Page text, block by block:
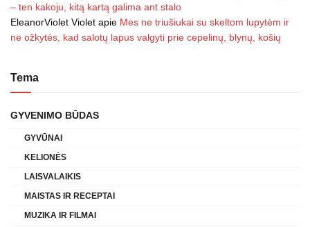
– ten kakoju, kitą kartą galima ant stalo
EleanorViolet Violet apie Mes ne triušiukai su skeltom lupytėm ir
ne ožkytės, kad salotų lapus valgyti prie cepelinų, blynų, košių
Tema
GYVENIMO BŪDAS
GYVŪNAI
KELIONĖS
LAISVALAIKIS
MAISTAS IR RECEPTAI
MUZIKA IR FILMAI